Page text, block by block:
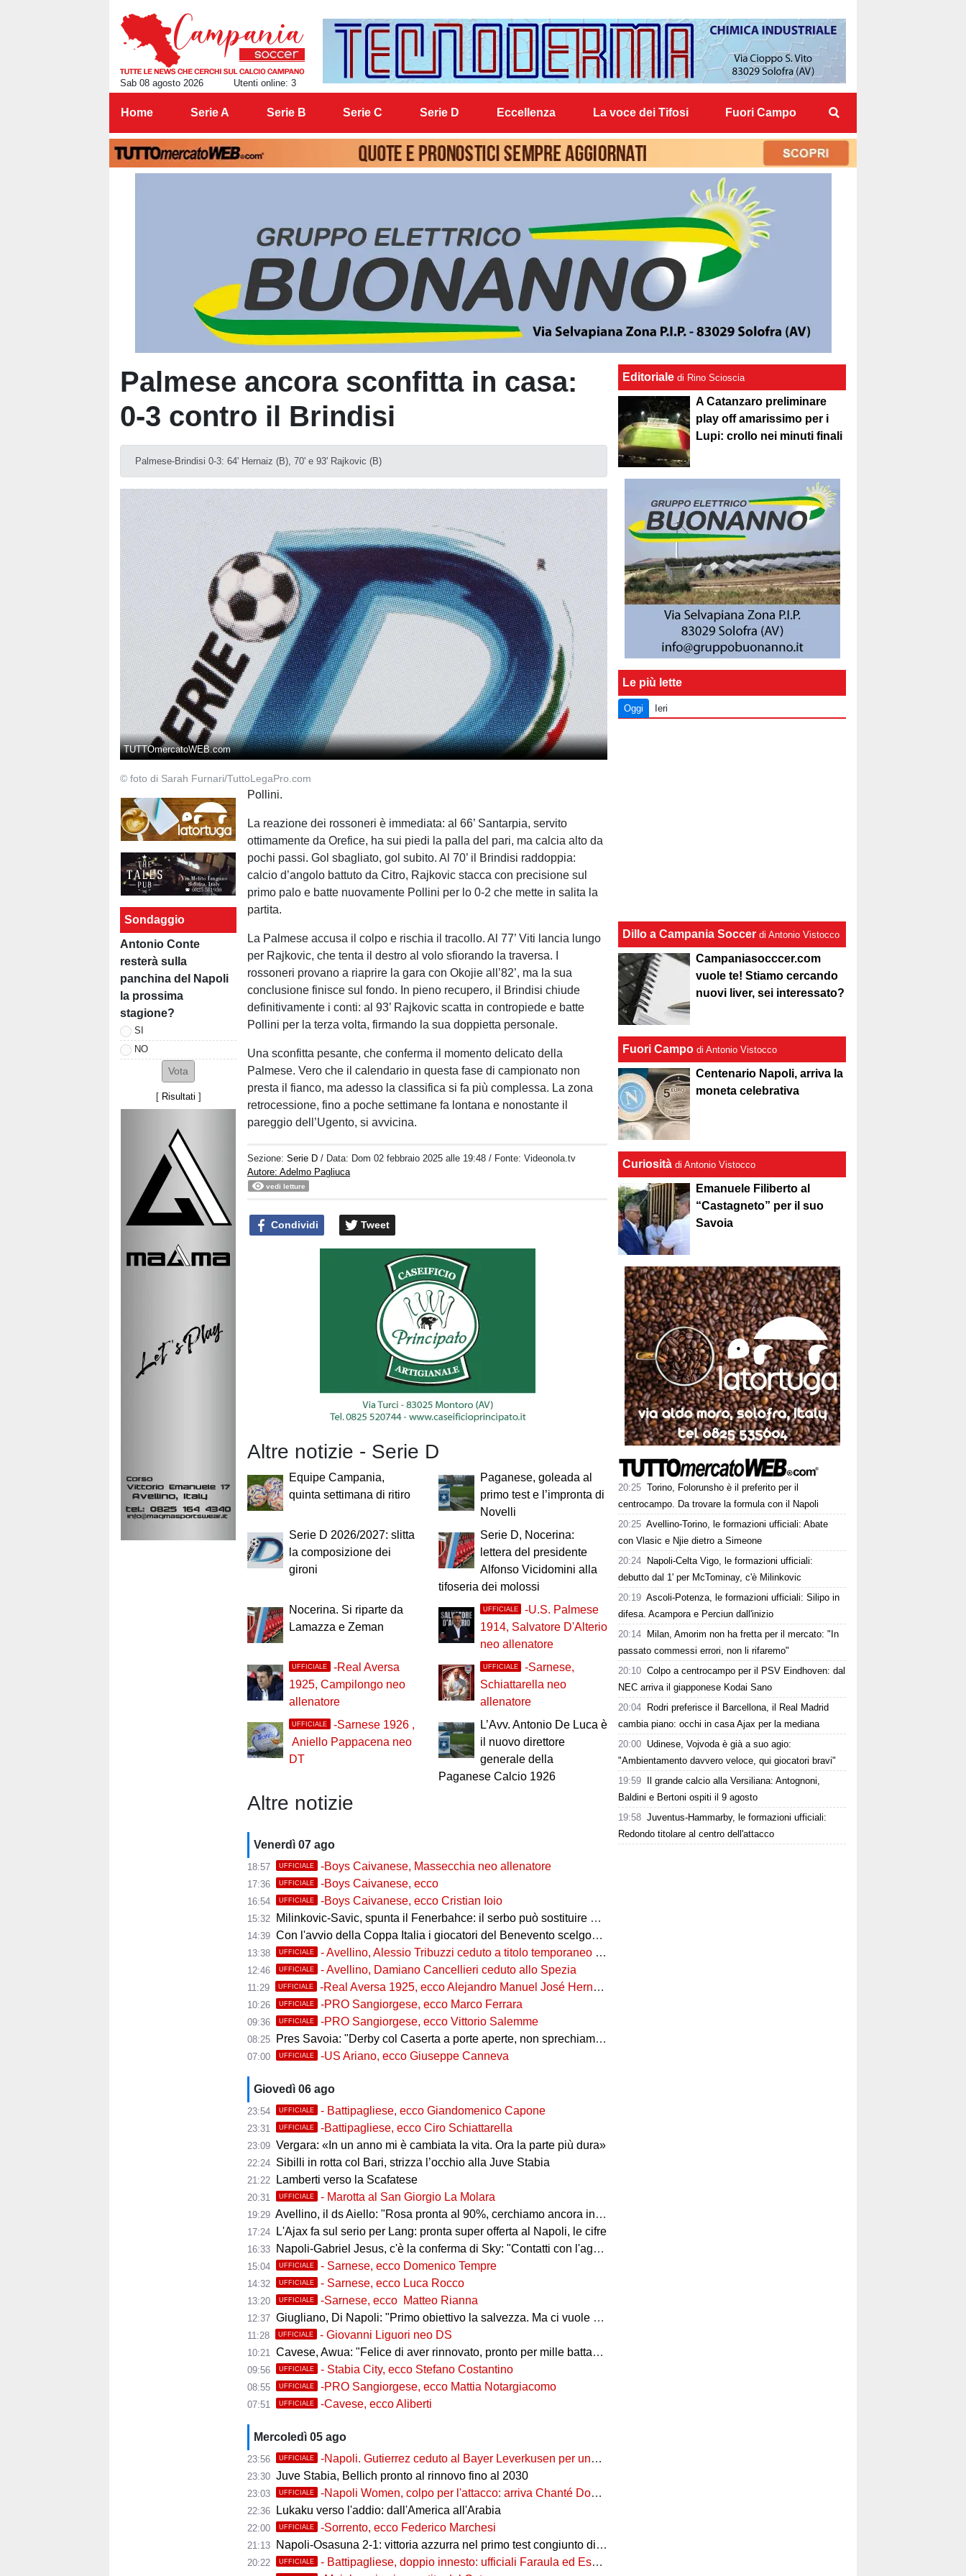
Sab 08 agosto 2026 Utenti online: 3
Home Serie A Serie B Serie C Serie D Eccellenza La voce dei Tifosi Fuori Campo
Palmese ancora sconfitta in casa:
0-3 contro il Brindisi
Palmese-Brindisi 0-3: 64' Hernaiz (B), 70' e 93' Rajkovic (B)
TUTTOmercatoWEB.com
© foto di Sarah Furnari/TuttoLegaPro.com
Sondaggio
Antonio Conte
resterà sulla
panchina del Napoli
la prossima
stagione?
SI
NO
[ Risultati ]
Pollini.
La reazione dei rossoneri è immediata: al 66’ Santarpia, servito
ottimamente da Orefice, ha sui piedi la palla del pari, ma calcia alto da
pochi passi. Gol sbagliato, gol subito. Al 70’ il Brindisi raddoppia:
calcio d’angolo battuto da Citro, Rajkovic stacca con precisione sul
primo palo e batte nuovamente Pollini per lo 0-2 che mette in salita la
partita.
La Palmese accusa il colpo e rischia il tracollo. Al 77’ Viti lancia lungo
per Rajkovic, che tenta il destro al volo sfiorando la traversa. I
rossoneri provano a riaprire la gara con Okojie all’82’, ma la sua
conclusione finisce sul fondo. In pieno recupero, il Brindisi chiude
definitivamente i conti: al 93’ Rajkovic scatta in contropiede e batte
Pollini per la terza volta, firmando la sua doppietta personale.
Una sconfitta pesante, che conferma il momento delicato della
Palmese. Vero che il calendario in questa fase di campionato non
presta il fianco, ma adesso la classifica si fa più complessa. La zona
retrocessione, fino a poche settimane fa lontana e nonostante il
pareggio dell’Ugento, si avvicina.
Sezione:Serie D / Data: Dom 02 febbraio 2025 alle 19:48 / Fonte: Videonola.tv
Autore: Adelmo Pagliuca
vedi letture
Condividi Tweet
Altre notizie - Serie D
Equipe Campania,
quinta settimana di ritiro
Paganese, goleada al
primo test e l’impronta di
Novelli
Serie D 2026/2027: slitta
la composizione dei
gironi
Serie D, Nocerina:
lettera del presidente
Alfonso Vicidomini alla
tifoseria dei molossi
Nocerina. Si riparte da
Lamazza e Zeman
UFFICIALE
-U.S. Palmese
1914, Salvatore D'Alterio
neo allenatore
UFFICIALE
-Real Aversa
1925, Campilongo neo
allenatore
UFFICIALE
-Sarnese,
Schiattarella neo
allenatore
UFFICIALE
-Sarnese 1926 ,
Aniello Pappacena neo
DT
L’Avv. Antonio De Luca è
il nuovo direttore
generale della
Paganese Calcio 1926
Altre notizie
Venerdì 07 ago
18:57 UFFICIALE -Boys Caivanese, Massecchia neo allenatore
17:36 UFFICIALE -Boys Caivanese, ecco
16:54 UFFICIALE -Boys Caivanese, ecco Cristian Ioio
15:32 Milinkovic-Savic, spunta il Fenerbahce: il serbo può sostituire Ederson
14:39 Con l'avvio della Coppa Italia i giocatori del Benevento scelgono i numeri di maglia
13:38 UFFICIALE - Avellino, Alessio Tribuzzi ceduto a titolo temporaneo al Bari
12:46 UFFICIALE - Avellino, Damiano Cancellieri ceduto allo Spezia
11:29 UFFICIALE -Real Aversa 1925, ecco Alejandro Manuel José Hernández Gouveia,
10:26 UFFICIALE -PRO Sangiorgese, ecco Marco Ferrara
09:36 UFFICIALE -PRO Sangiorgese, ecco Vittorio Salemme
08:25 Pres Savoia: "Derby col Caserta a porte aperte, non sprechiamo l'occasione"
07:00 UFFICIALE -US Ariano, ecco Giuseppe Canneva
Giovedì 06 ago
23:54 UFFICIALE - Battipagliese, ecco Giandomenico Capone
23:31 UFFICIALE -Battipagliese, ecco Ciro Schiattarella
23:09 Vergara: «In un anno mi è cambiata la vita. Ora la parte più dura»
22:24 Sibilli in rotta col Bari, strizza l’occhio alla Juve Stabia
21:22 Lamberti verso la Scafatese
20:31 UFFICIALE - Marotta al San Giorgio La Molara
19:29 Avellino, il ds Aiello: "Rosa pronta al 90%, cerchiamo ancora innesti di qualità"
17:24 L'Ajax fa sul serio per Lang: pronta super offerta al Napoli, le cifre
16:33 Napoli-Gabriel Jesus, c'è la conferma di Sky: "Contatti con l'agente, i dettagli"
15:04 UFFICIALE - Sarnese, ecco Domenico Tempre
14:32 UFFICIALE - Sarnese, ecco Luca Rocco
13:20 UFFICIALE -Sarnese, ecco Matteo Rianna
12:37 Giugliano, Di Napoli: "Primo obiettivo la salvezza. Ma ci vuole ambizione"
11:28 UFFICIALE - Giovanni Liguori neo DS
10:21 Cavese, Awua: "Felice di aver rinnovato, pronto per mille battaglie"
09:56 UFFICIALE - Stabia City, ecco Stefano Costantino
08:55 UFFICIALE -PRO Sangiorgese, ecco Mattia Notargiacomo
07:51 UFFICIALE -Cavese, ecco Aliberti
Mercoledì 05 ago
23:56 UFFICIALE -Napoli. Gutierrez ceduto al Bayer Leverkusen per una cifra record
23:30 Juve Stabia, Bellich pronto al rinnovo fino al 2030
23:03 UFFICIALE -Napoli Women, colpo per l'attacco: arriva Chanté Dompig
22:36 Lukaku verso l'addio: dall'America all'Arabia
22:00 UFFICIALE -Sorrento, ecco Federico Marchesi
21:13 Napoli-Osasuna 2-1: vittoria azzurra nel primo test congiunto di Castel di Sangro
20:22 UFFICIALE - Battipagliese, doppio innesto: ufficiali Faraula ed Esposito
Editoriale di Rino Scioscia
A Catanzaro preliminare
play off amarissimo per i
Lupi: crollo nei minuti finali
Le più lette
Oggi Ieri
Dillo a Campania Soccer di Antonio Vistocco
Campaniasocccer.com
vuole te! Stiamo cercando
nuovi liver, sei interessato?
Fuori Campo di Antonio Vistocco
Centenario Napoli, arriva la
moneta celebrativa
Curiosità di Antonio Vistocco
Emanuele Filiberto al
“Castagneto” per il suo
Savoia
20:25 Torino, Folorunsho è il preferito per il
centrocampo. Da trovare la formula con il Napoli
20:25 Avellino-Torino, le formazioni ufficiali: Abate
con Vlasic e Njie dietro a Simeone
20:24
Napoli-Celta Vigo, le formazioni ufficiali:
debutto dal 1' per McTominay, c'è Milinkovic
20:19 Ascoli-Potenza, le formazioni ufficiali: Silipo in
difesa. Acampora e Perciun dall'inizio
20:14
Milan, Amorim non ha fretta per il mercato: "In
passato commessi errori, non li rifaremo"
20:10 Colpo a centrocampo per il PSV Eindhoven: dal
NEC arriva il giapponese Kodai Sano
20:04
Rodri preferisce il Barcellona, il Real Madrid
cambia piano: occhi in casa Ajax per la mediana
20:00 Udinese, Vojvoda è già a suo agio:
"Ambientamento davvero veloce, qui giocatori bravi"
19:59
Il grande calcio alla Versiliana: Antognoni,
Baldini e Bertoni ospiti il 9 agosto
19:58 Juventus-Hammarby, le formazioni ufficiali:
Redondo titolare al centro dell'attacco